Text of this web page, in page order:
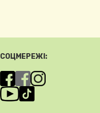
СОЦМЕРЕЖІ: